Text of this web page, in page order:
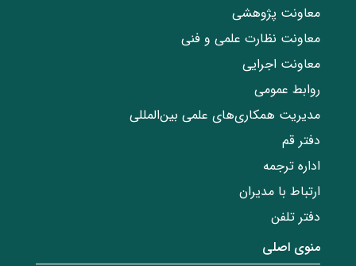
معاونت پژوهشی
معاونت نظارت علمی و فنی
معاونت اجرایی
روابط عمومی
مدیریت همکاری‌های علمی بین‌المللی
دفتر قم
اداره ترجمه
ارتباط با مدیران
دفتر تلفن
منوی اصلی